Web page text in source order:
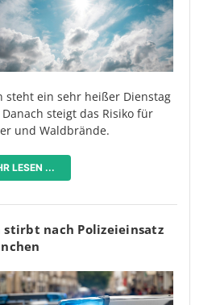
steht ein sehr heißer Dienstag
steigt das Risiko für
und Waldbrände.
LESEN ...
stirbt nach Polizeieinsatz